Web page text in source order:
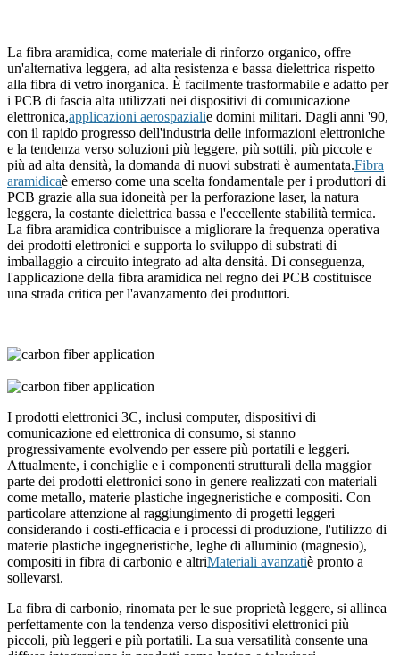
La fibra aramidica, come materiale di rinforzo organico, offre
un'alternativa leggera, ad alta resistenza e bassa dielettrica rispetto
alla fibra di vetro inorganica. È facilmente trasformabile e adatto per
i PCB di fascia alta utilizzati nei dispositivi di comunicazione
elettronica,applicazioni aerospazialie domini militari. Dagli anni '90,
con il rapido progresso dell'industria delle informazioni elettroniche
e la tendenza verso soluzioni più leggere, più sottili, più piccole e
più ad alta densità, la domanda di nuovi substrati è aumentata.Fibra
aramidicaè emerso come una scelta fondamentale per i produttori di
PCB grazie alla sua idoneità per la perforazione laser, la natura
leggera, la costante dielettrica bassa e l'eccellente stabilità termica.
La fibra aramidica contribuisce a migliorare la frequenza operativa
dei prodotti elettronici e supporta lo sviluppo di substrati di
imballaggio a circuito integrato ad alta densità. Di conseguenza,
l'applicazione della fibra aramidica nel regno dei PCB costituisce
una strada critica per l'avanzamento dei produttori.
I prodotti elettronici 3C, inclusi computer, dispositivi di
comunicazione ed elettronica di consumo, si stanno
progressivamente evolvendo per essere più portatili e leggeri.
Attualmente, i conchiglie e i componenti strutturali della maggior
parte dei prodotti elettronici sono in genere realizzati con materiali
come metallo, materie plastiche ingegneristiche e compositi. Con
particolare attenzione al raggiungimento di progetti leggeri
considerando i costi-efficacia e i processi di produzione, l'utilizzo di
materie plastiche ingegneristiche, leghe di alluminio (magnesio),
compositi in fibra di carbonio e altriMateriali avanzatiè pronto a
sollevarsi.
La fibra di carbonio, rinomata per le sue proprietà leggere, si allinea
perfettamente con la tendenza verso dispositivi elettronici più
piccoli, più leggeri e più portatili. La sua versatilità consente una